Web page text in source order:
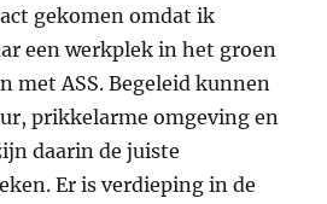
gekomen omdat ik
een werkplek in het groen
met ASS. Begeleid kunnen
prikkelarme omgeving en
daarin de juiste
Er is verdieping in de